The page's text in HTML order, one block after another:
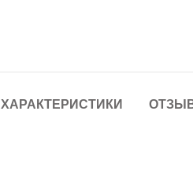
ХАРАКТЕРИСТИКИ